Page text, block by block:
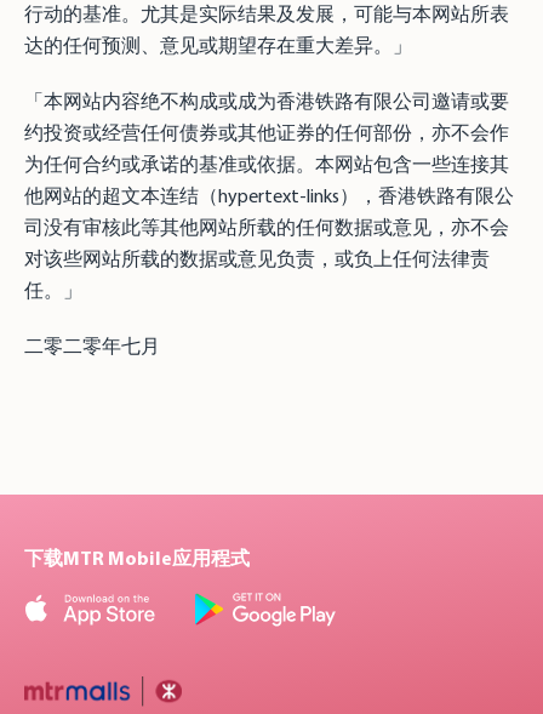
行动的基准。尤其是实际结果及发展，可能与本网站所表
达的任何预测、意见或期望存在重大差异。」
「本网站内容绝不构成或成为香港铁路有限公司邀请或要
约投资或经营任何债券或其他证券的任何部份，亦不会作
为任何合约或承诺的基准或依据。本网站包含一些连接其
他网站的超文本连结（hypertext-links），香港铁路有限公
司没有审核此等其他网站所载的任何数据或意见，亦不会
对该些网站所载的数据或意见负责，或负上任何法律责
任。」
二零二零年七月
下载MTR Mobile应用程式